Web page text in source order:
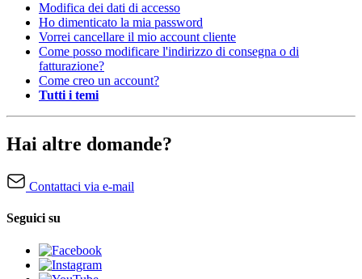
Modifica dei dati di accesso
Ho dimenticato la mia password
Vorrei cancellare il mio account cliente
Come posso modificare l'indirizzo di consegna o di
fatturazione?
Come creo un account?
Tutti i temi
Hai altre domande?
Contattaci via e-mail
Seguici su